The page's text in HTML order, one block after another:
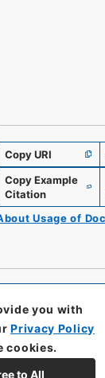
Copy URI
Copy Example
Citation
Usage of
you with
Privacy Policy
cookies.
to All